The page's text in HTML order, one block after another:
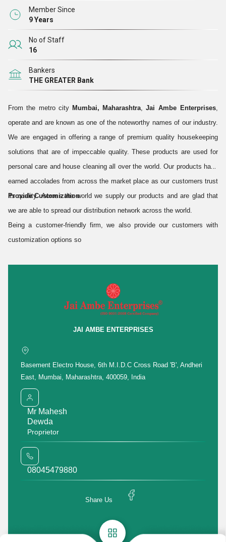
Member Since
9 Years
No of Staff
16
Bankers
THE GREATER Bank
From the metro city Mumbai, Maharashtra, Jai Ambe Enterprises,
operate and are known as one of the noteworthy names of our industry.
We are engaged in offering a range of premium quality housekeeping
solutions that are of impeccable quality. These products are used for
personal care and house cleaning all over the world. Our products have
earned accolades from across the market place as our customers trust
its quality. Across the world we supply our products and are glad that
we are able to spread our distribution network across the world.
Provide Customization
Being a customer-friendly firm, we also provide our customers with
customization options so
Share a Quick Message with us
Get Price List Discuss Requirement
Enter Buying Requirement Details
JAI AMBE ENTERPRISES
Basement Electro House, 6th M.I.D.C Cross Road 'B', Andheri
East, Mumbai, Maharashtra, 400059, India
Mr Mahesh
Dewda
Proprietor
08045479880
Share Us